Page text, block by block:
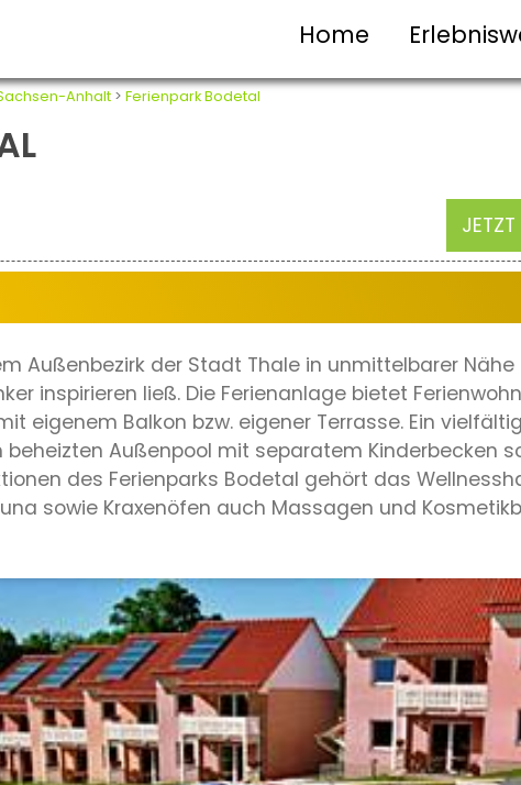
Home
Anhalt > Ferienpark Bodetal
JETZT
Außenbezirk der Stadt Thale in unmittelbarer
inspirieren ließ. Die Ferienanlage bietet
eigenem Balkon bzw. eigener Terrasse. Ein
Außenpool mit separatem Kinderbecken
des Ferienparks Bodetal gehört das
sowie Kraxenöfen auch Massagen und